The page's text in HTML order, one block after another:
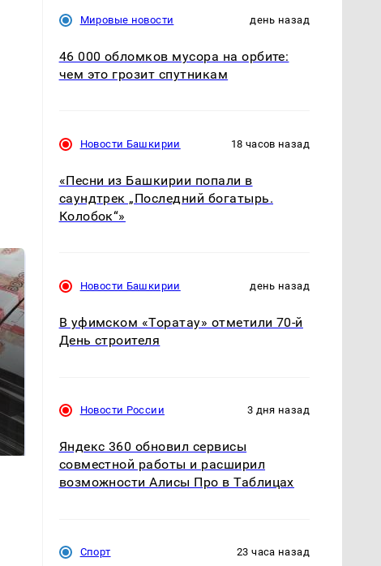
Как выглядит место
Кавказе: смотреть
Такую зиму в России
Мировые новости день назад
46 000 обломков мусора на орбите:
чем это грозит спутникам
Новости Башкирии 18 часов назад
«Песни из Башкирии попали в
саундтрек „Последний богатырь.
Колобок“»
Новости Башкирии день назад
В уфимском «Торатау» отметили 70-й
День строителя
Новости России 3 дня назад
Яндекс 360 обновил сервисы
совместной работы и расширил
возможности Алисы Про в Таблицах
Спорт 23 часа назад